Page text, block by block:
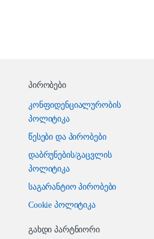
პირობები
კონფიდენციალურობის
პოლიტიკა
წესები და პირობები
დაბრუნების/გაცვლის
პოლიტიკა
საგარანტიო პირობები
Cookie პოლიტიკა
გახდი პარტნიორი